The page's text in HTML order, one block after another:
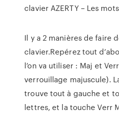
clavier AZERTY – Les
Il y a 2 manières de faire
clavier.Repérez tout
l’on va utiliser : Maj et
verrouillage majuscule).
trouve tout à gauche et
lettres, et la touche Verr